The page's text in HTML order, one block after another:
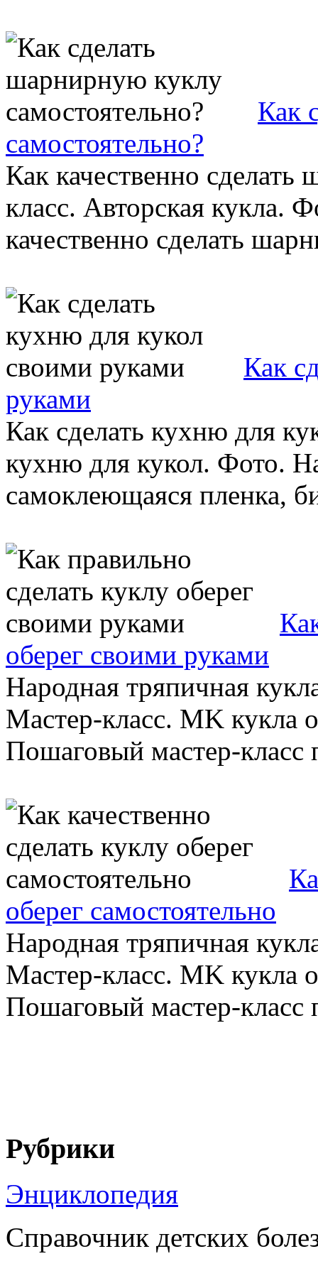
Как
самостоятельно?
Как качественно
класс. Авторская кукла.
качественно сделать
Как
руками
Как сделать кухню для
кухню для кукол. Фото.
самоклеющаяся пленка,
оберег своими руками
Народная тряпичная
Мастер-класс. MK кукла
Пошаговый мастер-класс
оберег самостоятельно
Народная тряпичная
Мастер-класс. MK кукла
Пошаговый мастер-класс
Рубрики
Энциклопедия
Справочник детских